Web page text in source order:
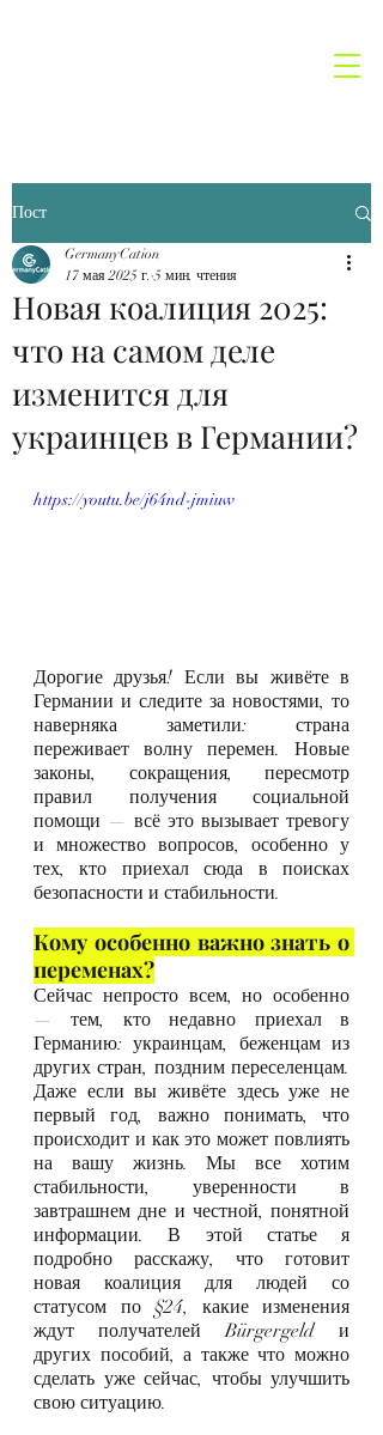
Пост
Новая коалиция 2025:
что на самом деле
изменится для
украинцев в Германии?
GermanyCation
17 мая 2025 г. 5 мин. чтения
https://youtu.be/j64nd-jmiuw
Дорогие друзья! Если вы живёте в
Германии и следите за новостями, то
наверняка заметили: страна
переживает волну перемен. Новые
законы, сокращения, пересмотр
правил получения социальной
помощи — всё это вызывает тревогу
и множество вопросов, особенно у
тех, кто приехал сюда в поисках
безопасности и стабильности.
Кому особенно важно знать о
переменах?
Сейчас непросто всем, но особенно
— тем, кто недавно приехал в
Германию: украинцам, беженцам из
других стран, поздним переселенцам.
Даже если вы живёте здесь уже не
первый год, важно понимать, что
происходит и как это может повлиять
на вашу жизнь. Мы все хотим
стабильности, уверенности в
завтрашнем дне и честной, понятной
информации. В этой статье я
подробно расскажу, что готовит
новая коалиция для людей со
статусом по §24, какие изменения
ждут получателей Bürgergeld и
других пособий, а также что можно
сделать уже сейчас, чтобы улучшить
свою ситуацию.